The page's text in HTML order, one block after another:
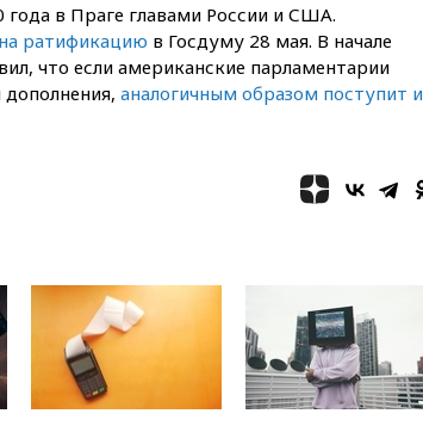
арестовали в Израиле
вчера, 23:23«Спартак»
разгромил «Оренбург» в
Кубке России
Сеуте набрал миллион
означает прекращения
производства телевизоров в
вчера, 22:35Семь грузовых
вагонов сошли с рельсов в
Оренбургской области
года в Праге главами России и США.
ратификацию в Госдуму 28 мая. В начале
что если американские парламентарии
аналогичным образом поступит и